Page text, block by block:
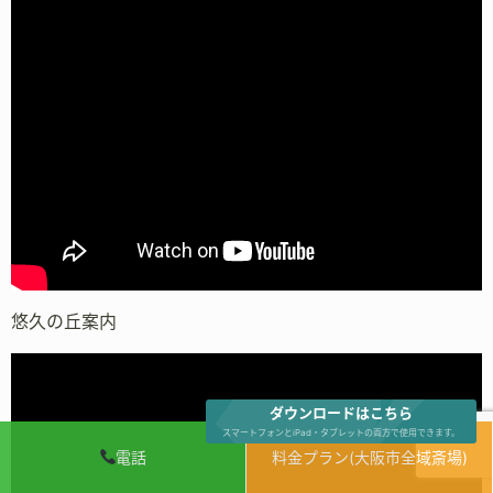
電話 料金プラン(大阪市全域斎場)
悠久の丘案内
ダウンロードはこちら
スマートフォンとiPad・タブレットの両方で使用できます。